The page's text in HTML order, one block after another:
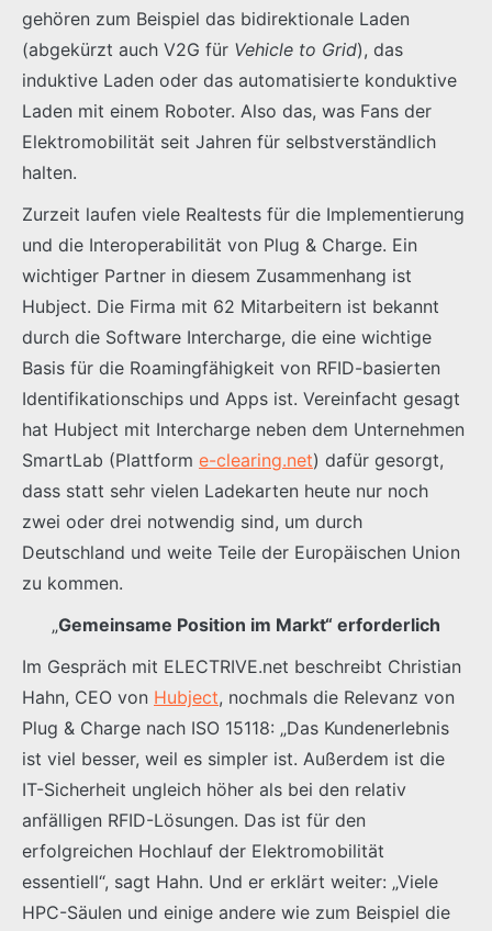
gehören zum Beispiel das bidirektionale Laden
(abgekürzt auch V2G für Vehicle to Grid), das
induktive Laden oder das automatisierte konduktive
Laden mit einem Roboter. Also das, was Fans der
Elektromobilität seit Jahren für selbstverständlich
halten.
Zurzeit laufen viele Realtests für die Implementierung
und die Interoperabilität von Plug & Charge. Ein
wichtiger Partner in diesem Zusammenhang ist
Hubject. Die Firma mit 62 Mitarbeitern ist bekannt
durch die Software Intercharge, die eine wichtige
Basis für die Roamingfähigkeit von RFID-basierten
Identifikationschips und Apps ist. Vereinfacht gesagt
hat Hubject mit Intercharge neben dem Unternehmen
SmartLab (Plattform e-clearing.net) dafür gesorgt,
dass statt sehr vielen Ladekarten heute nur noch
zwei oder drei notwendig sind, um durch
Deutschland und weite Teile der Europäischen Union
zu kommen.
„Gemeinsame Position im Markt“ erforderlich
Im Gespräch mit ELECTRIVE.net beschreibt Christian
Hahn, CEO von Hubject, nochmals die Relevanz von
Plug & Charge nach ISO 15118: „Das Kundenerlebnis
ist viel besser, weil es simpler ist. Außerdem ist die
IT-Sicherheit ungleich höher als bei den relativ
anfälligen RFID-Lösungen. Das ist für den
erfolgreichen Hochlauf der Elektromobilität
essentiell“, sagt Hahn. Und er erklärt weiter: „Viele
HPC-Säulen und einige andere wie zum Beispiel die